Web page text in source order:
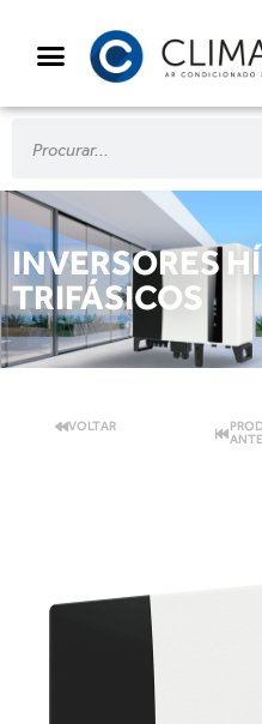
INVERSORES
TRIFÁSICOS
VOLTAR